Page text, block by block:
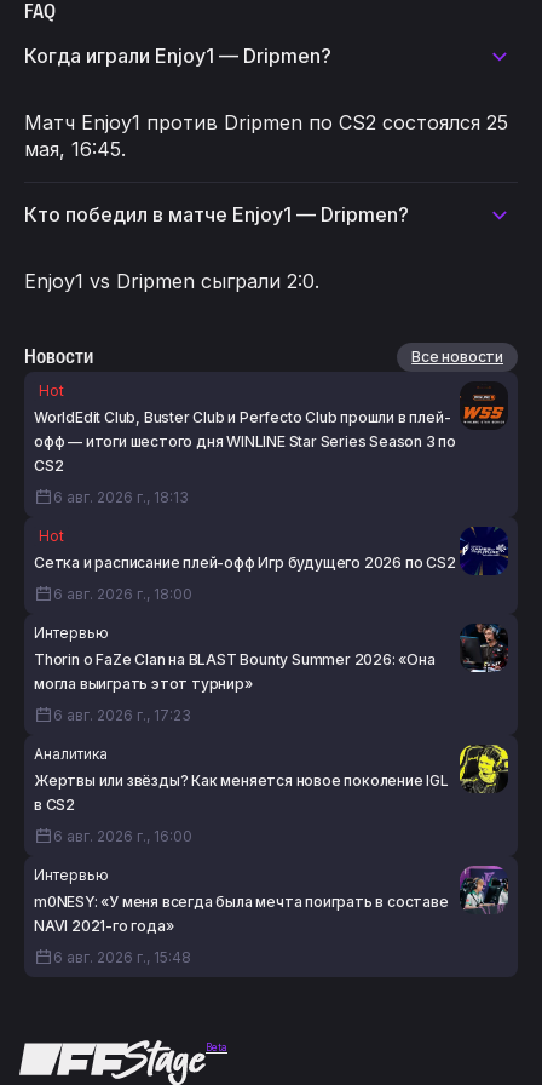
FAQ
Когда играли Enjoy1 — Dripmen?
Матч Enjoy1 против Dripmen по CS2 состоялся 25
мая, 16:45.
Кто победил в матче Enjoy1 — Dripmen?
Enjoy1 vs Dripmen сыграли 2:0.
Новости
Все новости
Hot
WorldEdit Club, Buster Club и Perfecto Club прошли в плей-
офф — итоги шестого дня WINLINE Star Series Season 3 по
CS2
6 авг. 2026 г., 18:13
Hot
Сетка и расписание плей-офф Игр будущего 2026 по CS2
6 авг. 2026 г., 18:00
Интервью
Thorin о FaZe Clan на BLAST Bounty Summer 2026: «Она
могла выиграть этот турнир»
6 авг. 2026 г., 17:23
Аналитика
Жертвы или звёзды? Как меняется новое поколение IGL
в CS2
6 авг. 2026 г., 16:00
Интервью
m0NESY: «У меня всегда была мечта поиграть в составе
NAVI 2021-го года»
6 авг. 2026 г., 15:48
Beta